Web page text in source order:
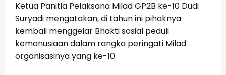
Ketua Panitia Pelaksana Milad GP2B ke-10 Dudi
Suryadi mengatakan, di tahun ini pihaknya
kembali menggelar Bhakti sosial peduli
kemanusiaan dalam rangka peringati Milad
organisasinya yang ke-10.